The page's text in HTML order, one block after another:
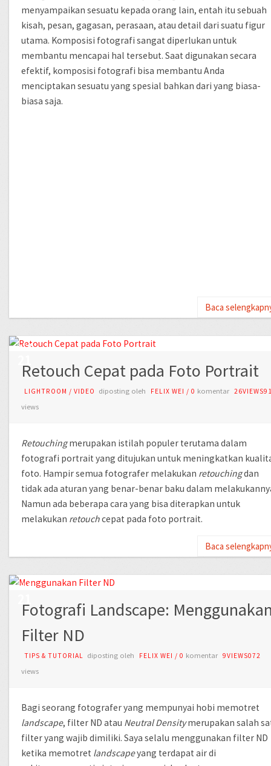
menyampaikan sesuatu kepada orang lain, entah itu sebuah
kisah, pesan, gagasan, perasaan, atau detail dari suatu figur
utama. Komposisi fotografi sangat diperlukan untuk
membantu mencapai hal tersebut. Saat digunakan secara
efektif, komposisi fotografi bisa membantu Anda
menciptakan sesuatu yang spesial bahkan dari yang biasa-
biasa saja.
Baca
OCT
Retouch Cepat pada Foto Portrait
LIGHTROOM / VIDEO diposting oleh FELIX WEI / 0 komentar
views
Retouchingmerupakan istilah populer terutama dalam
fotografi portrait yang ditujukan untuk meningkatkan
foto. Hampir semua fotografer melakukan retouchingdan
tidak ada aturan yang benar-benar baku dalam
Namun ada beberapa cara yang bisa diterapkan untuk
melakukan retouchcepat pada foto portrait.
Baca
SEP
Fotografi Landscape:
Filter ND
TIPS & TUTORIAL diposting oleh FELIX WEI / 0 komentar 9VIEWS072
views
Bagi seorang fotografer yang mempunyai hobi memotret
landscape, filter ND atau Neutral Densitymerupakan salah
filter yang wajib dimiliki. Saya selalu menggunakan filter ND
ketika memotret landscapeyang terdapat air di